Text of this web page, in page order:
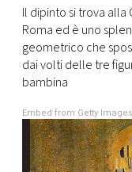
Il dipinto si trova alla
Roma ed è uno
geometrico che
dai volti delle tre
bambina
Embed from Getty Images